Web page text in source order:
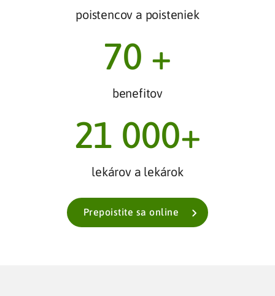
poistencov a poisteniek
benefitov
70 +
lekárov a lekárok
21 000+
Prepoistite sa online